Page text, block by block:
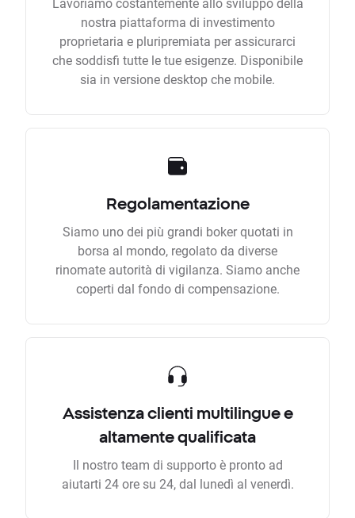
nostra piattaforma di investimento
proprietaria e pluripremiata per assicurarci
che soddisfi tutte le tue esigenze. Disponibile
sia in versione desktop che mobile.
Regolamentazione
Siamo uno dei più grandi boker quotati in
borsa al mondo, regolato da diverse
rinomate autorità di vigilanza. Siamo anche
coperti dal fondo di compensazione.
Assistenza clienti multilingue e
altamente qualificata
Il nostro team di supporto è pronto ad
aiutarti 24 ore su 24, dal lunedì al venerdì.